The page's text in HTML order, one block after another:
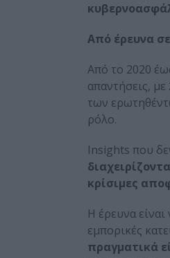
Από έρευνα
Από το 2020
απαντήσεις, με
των
ρόλο.
Insights που
κρίσιμες
Η έρευνα
εμπορικές
πραγματικά